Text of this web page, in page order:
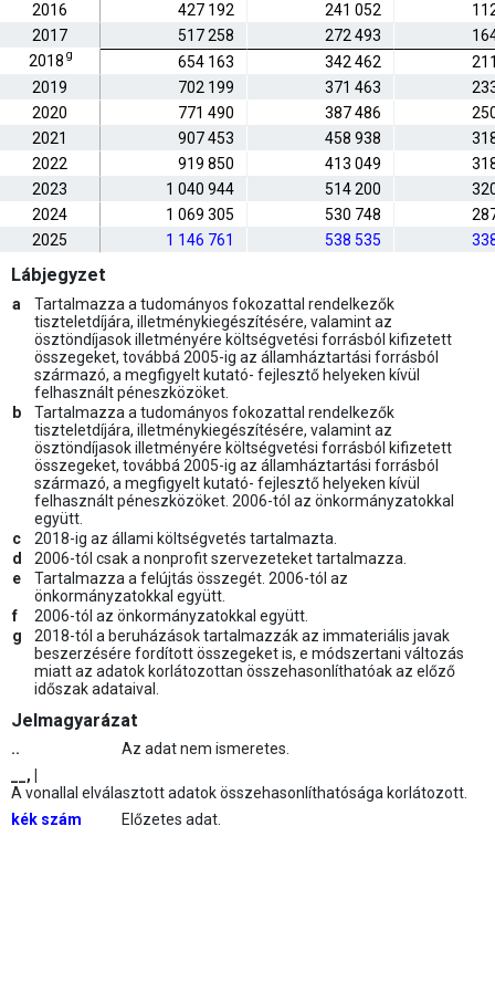
2016
427 192 241 052
2017
517 258 272 493
2018 g 654 163 342 462
2019
702 199 371 463
2020
771 490 387 486
2021
907 453 458 938
2022
919 850 413 049
2023
1 040 944 514 200
2024
1 069 305 530 748
2025
1 146 761 538 535
Lábjegyzet
a
Tartalmazza a tudományos fokozattal rendelkezők
tiszteletdíjára, illetménykiegészítésére, valamint az
ösztöndíjasok illetményére költségvetési forrásból kifizetett
összegeket, továbbá 2005-ig az államháztartási forrásból
származó, a megfigyelt kutató- fejlesztő helyeken kívül
felhasznált péneszközöket.
b
Tartalmazza a tudományos fokozattal rendelkezők
tiszteletdíjára, illetménykiegészítésére, valamint az
ösztöndíjasok illetményére költségvetési forrásból kifizetett
összegeket, továbbá 2005-ig az államháztartási forrásból
származó, a megfigyelt kutató- fejlesztő helyeken kívül
felhasznált péneszközöket. 2006-tól az önkormányzatokkal
együtt.
c
2018-ig az állami költségvetés tartalmazta.
d
2006-tól csak a nonprofit szervezeteket tartalmazza.
e
Tartalmazza a felújtás összegét. 2006-tól az
önkormányzatokkal együtt.
f
2006-tól az önkormányzatokkal együtt.
g
2018-tól a beruházások tartalmazzák az immateriális javak
beszerzésére fordított összegeket is, e módszertani változás
miatt az adatok korlátozottan összehasonlíthatóak az előző
időszak adataival.
Jelmagyarázat
..
Az adat nem ismeretes.
__, |
A vonallal elválasztott adatok összehasonlíthatósága korlátozott.
kék szám
Előzetes adat.